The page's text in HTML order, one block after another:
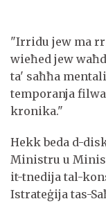
"Irridu jew ma
wieħed jew
ta' saħħa
temporanja
kronika."
Hekk beda d-
Ministru u
it-tnedija tal-
Istrateġija tas-